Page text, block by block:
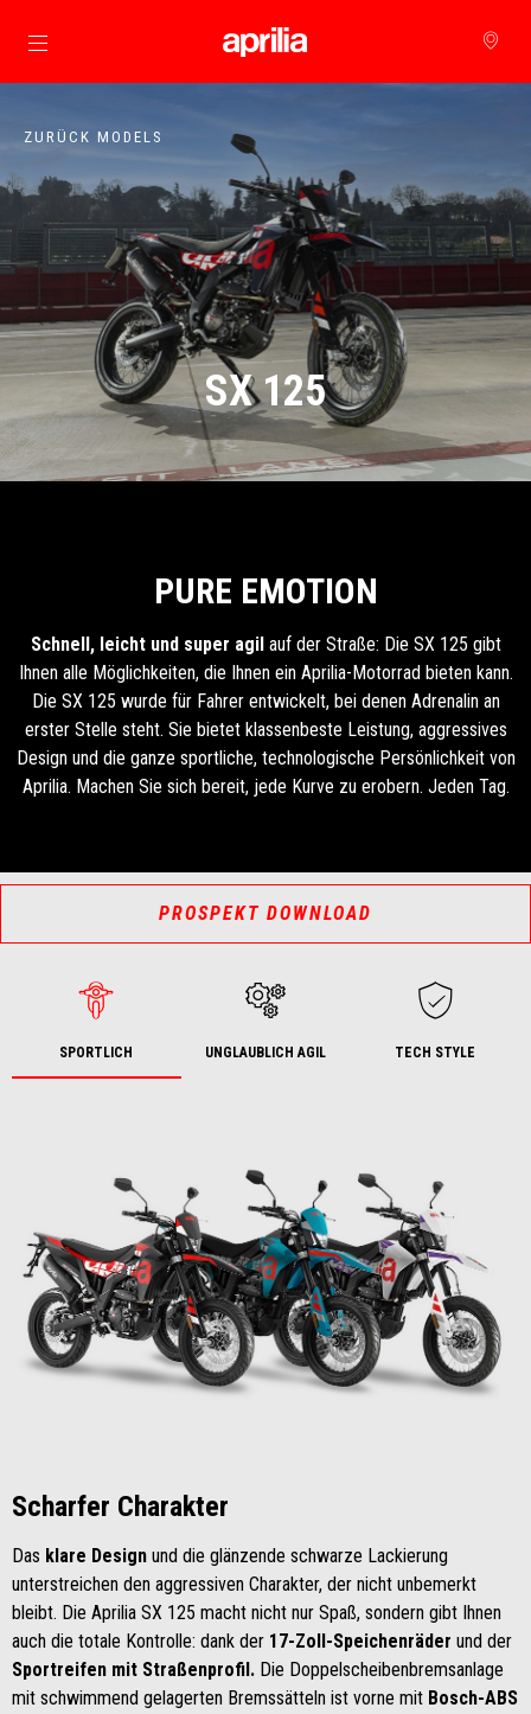
zurück zum Hauptinhalt
ZURÜCK MODELS
SX 125
PURE EMOTION
Schnell, leicht und super agilauf der Straße: Die SX 125 gibt
Ihnen alle Möglichkeiten, die Ihnen ein Aprilia-Motorrad bieten kann.
Die SX 125 wurde für Fahrer entwickelt, bei denen Adrenalin an
erster Stelle steht. Sie bietet klassenbeste Leistung, aggressives
Design und die ganze sportliche, technologische Persönlichkeit von
Aprilia. Machen Sie sich bereit, jede Kurve zu erobern. Jeden Tag.
PROSPEKT DOWNLOAD
SPORTLICH UNGLAUBLICH AGIL TECH STYLE
Scharfer Charakter
Das klare Design und die glänzende schwarze Lackierung
unterstreichen den aggressiven Charakter, der nicht unbemerkt
bleibt. Die Aprilia SX 125 macht nicht nur Spaß, sondern gibt Ihnen
auch die totale Kontrolle: dank der 17-Zoll-Speichenräder und der
Sportreifen mit Straßenprofil. Die Doppelscheibenbremsanlage
mit schwimmend gelagerten Bremssätteln ist vorne mit Bosch-ABS